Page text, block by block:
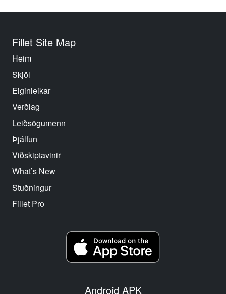
Fillet Site Map
Heim
Skjöl
Eiginleikar
Verðlag
Leiðsögumenn
Þjálfun
Viðskiptavinir
What’s New
Stuðningur
Fillet Pro
Android APK